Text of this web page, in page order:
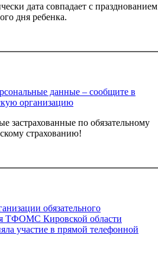
дата совпадает с празднованием
дня ребенка.
данные – сообщите в
организацию
застрахованные по обязательному
страхованию!
обязательного
ТФОМС Кировской области
участие в прямой телефонной